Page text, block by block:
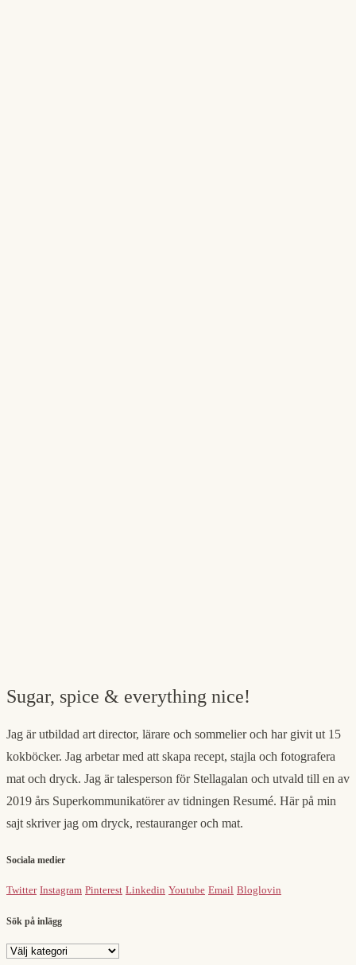
Sugar, spice & everything nice!
Jag är utbildad art director, lärare och sommelier och har givit ut 15
kokböcker. Jag arbetar med att skapa recept, stajla och fotografera
mat och dryck. Jag är talesperson för Stellagalan och utvald till en av
2019 års Superkommunikatörer av tidningen Resumé. Här på min
sajt skriver jag om dryck, restauranger och mat.
Sociala medier
Twitter Instagram Pinterest Linkedin Youtube Email Bloglovin
Sök på inlägg
Sök